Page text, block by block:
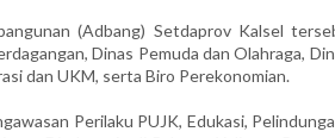
(Adbang) Setdaprov Kalsel
Dinas Pemuda dan Olahraga,
dan UKM, serta Biro Perekonomian.
Perilaku PUJK, Edukasi,